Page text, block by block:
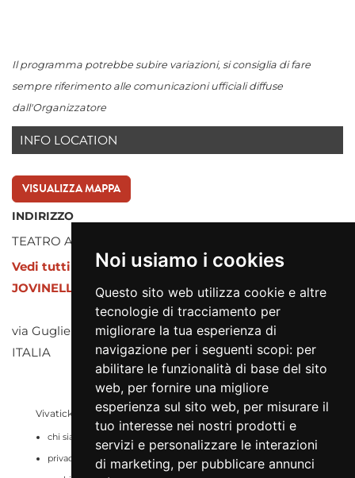
Noi usiamo i cookies
Questo sito web utilizza cookie e altre
tecnologie di tracciamento per
migliorare la tua esperienza di
navigazione per i seguenti scopi: per
abilitare le funzionalità di base del sito
web, per fornire una migliore
esperienza sul sito web, per misurare il
tuo interesse nei nostri prodotti e
servizi e personalizzare le interazioni
di marketing, per pubblicare annunci
Il programma potrebbe subire variazioni, si consiglia di fare
sempre riferimento alle comunicazioni ufficiali diffuse
dall'Organizzatore
INFO LOCATION
VISUALIZZA MAPPA
INDIRIZZO
TEATRO AMBRA JOVINELLI
Vedi tutti gli eventi presso TEATRO AMBRA
JOVINELLI
via Guglielmo Pepe snc, 000 ROMA (RM)
ITALIA
Vivaticket
chi siamo
privacy
Aiuto e Assistenza
guida al servizio
domande frequenti